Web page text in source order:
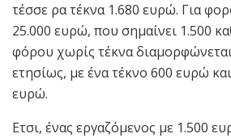
τέσσε ρα τέκνα 1.680 ευρώ. Για
25.000 ευρώ, που σημαίνει 1.500
φόρου χωρίς τέκνα
ετησίως, με ένα τέκνο 600 ευρώ
ευρώ.
Ετσι, ένας εργαζόμενος με 1.500